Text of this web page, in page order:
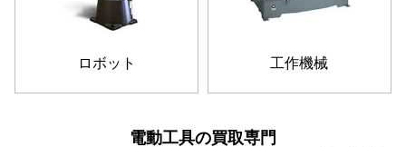
ロボット 工作機械
電動工具の買取専門